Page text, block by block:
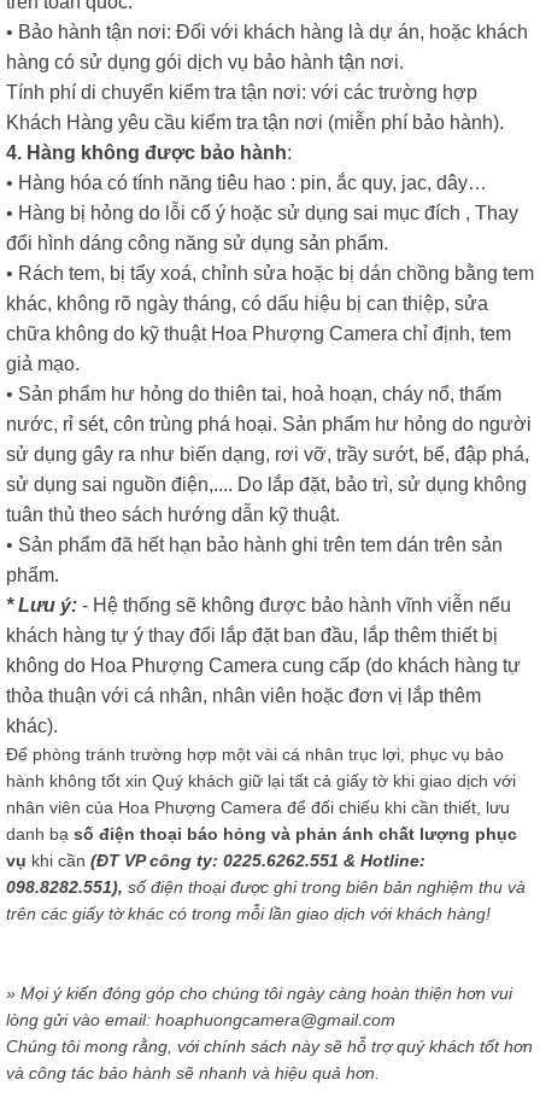
• Bảo hành tận nơi: Đối với khách hàng là dự án, hoặc khách
hàng có sử dụng gói dịch vụ bảo hành tận nơi.
Tính phí di chuyển kiểm tra tận nơi: với các trường hợp
Khách Hàng yêu cầu kiểm tra tận nơi (miễn phí bảo hành).
4. Hàng không được bảo hành:
• Hàng hóa có tính năng tiêu hao : pin, ắc quy, jac, dây…
• Hàng bị hỏng do lỗi cố ý hoặc sử dụng sai mục đích , Thay
đổi hình dáng công năng sử dụng sản phẩm.
• Rách tem, bị tẩy xoá, chỉnh sửa hoặc bị dán chồng bằng tem
khác, không rõ ngày tháng, có dấu hiệu bị can thiệp, sửa
chữa không do kỹ thuật Hoa Phượng Camera chỉ định, tem
giả mạo.
• Sản phẩm hư hỏng do thiên tai, hoả hoạn, cháy nổ, thấm
nước, rỉ sét, côn trùng phá hoại. Sản phẩm hư hỏng do người
sử dụng gây ra như biến dạng, rơi vỡ, trầy sướt, bể, đập phá,
sử dụng sai nguồn điện,.... Do lắp đặt, bảo trì, sử dụng không
tuân thủ theo sách hướng dẫn kỹ thuật.
• Sản phẩm đã hết hạn bảo hành ghi trên tem dán trên sản
phẩm.
* Lưu ý: - Hệ thống sẽ không được bảo hành vĩnh viễn nếu
khách hàng tự ý thay đổi lắp đặt ban đầu, lắp thêm thiết bị
không do Hoa Phượng Camera cung cấp (do khách hàng tự
thỏa thuận với cá nhân, nhân viên hoặc đơn vị lắp thêm
khác).
Để phòng tránh trường hợp một vài cá nhân trục lợi, phục vụ bảo
hành không tốt xin Quý khách giữ lại tất cả giấy tờ khi giao dịch với
nhân viên của Hoa Phượng Camera để đối chiếu khi cần thiết, lưu
danh bạ số điện thoại báo hỏng và phản ánh chất lượng phục
vụ khi cần (ĐT VP công ty: 0225.6262.551 & Hotline:
098.8282.551), số điện thoại được ghi trong biên bản nghiệm thu và
trên các giấy tờ khác có trong mỗi lần giao dịch với khách hàng!
» Mọi ý kiến đóng góp cho chúng tôi ngày càng hoàn thiện hơn vui
lòng gửi vào email: hoaphuongcamera@gmail.com
Chúng tôi mong rằng, với chính sách này sẽ hỗ trợ quý khách tốt hơn
và công tác bảo hành sẽ nhanh và hiệu quả hơn.